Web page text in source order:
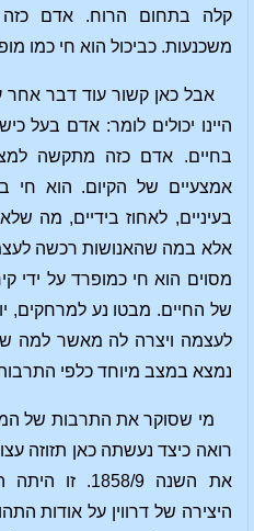
קלה בתחום הרוח. אדם כזה
משכנעות. כביכול הוא חי כמו
אבל כאן קשור עוד דבר אחר
היינו יכולים לומר: אדם בעל
בחיים. אדם כזה מתקשה
אמצעיים של הקיום. הוא חי
בעיניים, לאחוז בידיים, מה
אלא במה שהאנושות רכשה
מסוים הוא חי כמופרד על ידי
של החיים. מבטו נע למרחקים,
לעצמה ויצרה לה מאשר למה
נמצא במצב מיוחד כלפי
רואה כיצד נעשתה כאן תזוזה
את השנה
היצירה של דרווין על אודות